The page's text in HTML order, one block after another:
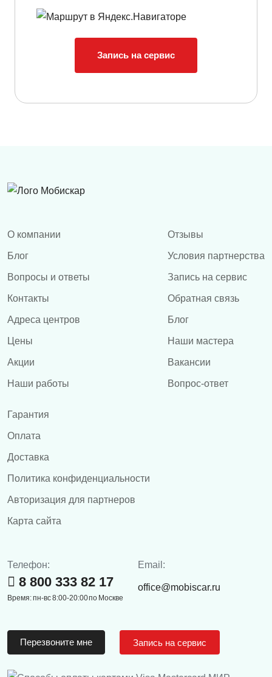
Запись на сервис
О компании
Блог
Вопросы и ответы
Контакты
Адреса центров
Цены
Акции
Наши работы
Отзывы
Условия партнерства
Запись на сервис
Обратная связь
Блог
Наши мастера
Вакансии
Вопрос-ответ
Гарантия
Оплата
Доставка
Политика конфиденциальности
Авторизация для партнеров
Карта сайта
Телефон:
8 800 333 82 17
Время: пн-вс 8:00-20:00 по Москве
Email:
office@mobiscar.ru
Перезвоните мне Запись на сервис